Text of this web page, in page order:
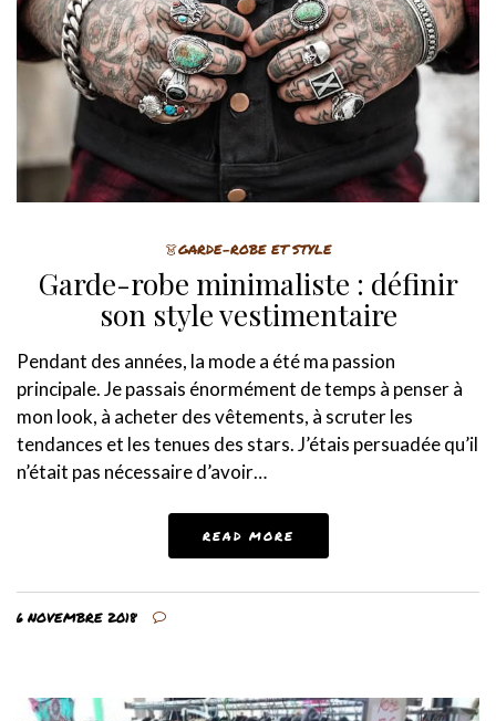
👗GARDE-ROBE ET STYLE
Garde-robe minimaliste : définir
son style vestimentaire
Pendant des années, la mode a été ma passion
principale. Je passais énormément de temps à penser à
mon look, à acheter des vêtements, à scruter les
tendances et les tenues des stars. J’étais persuadée qu’il
n’était pas nécessaire d’avoir…
READ MORE
6 NOVEMBRE 2018